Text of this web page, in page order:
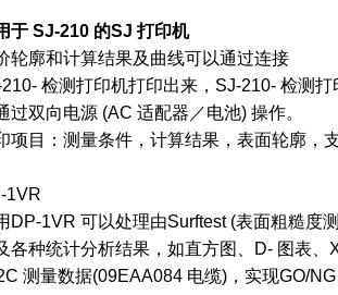
于 SJ-210 的SJ 打印机
轮廓和计算结果及曲线可以通过连接
检测打印机打印出来，SJ-210- 检测
过双向电源 (AC 适配器／电池) 操作。
项目：测量条件，计算结果，表面轮廓，
1VR
DP-1VR 可以处理由Surftest (表面粗糙度
各种统计分析结果，如直方图、D- 图表
测量数据(09EAA084 电缆)，实现GO/